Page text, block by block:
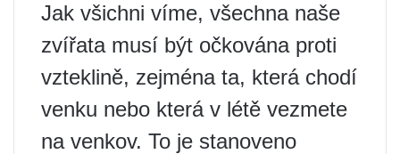
Jak všichni víme, všechna naše
zvířata musí být očkována proti
vzteklině, zejména ta, která chodí
venku nebo která v létě vezmete
na venkov. To je stanoveno